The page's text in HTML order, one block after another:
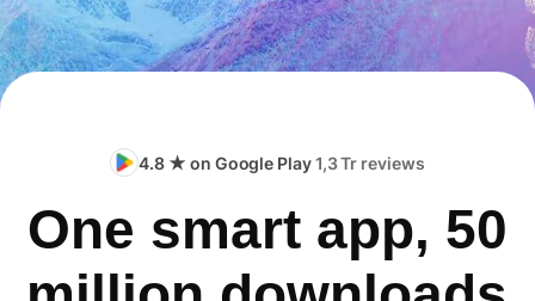
4.8 ★ on Google Play1,3 Tr reviews
One smart app, 50